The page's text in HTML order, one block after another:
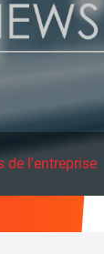
de l'entreprise